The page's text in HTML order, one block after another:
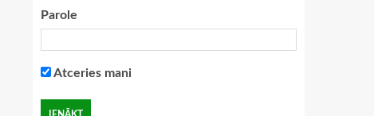
Parole
Atceries mani